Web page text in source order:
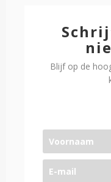
Blijf op de